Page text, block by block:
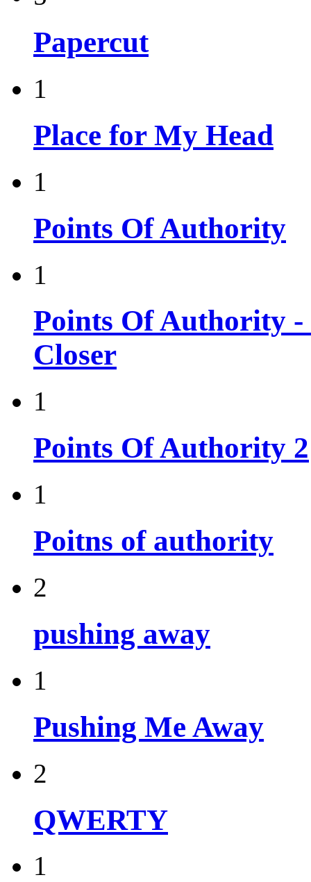
Papercut
1
Place for My Head
1
Points Of Authority
1
Points Of Authority -
Closer
1
Points Of Authority 2
1
Poitns of authority
2
pushing away
1
Pushing Me Away
2
QWERTY
1